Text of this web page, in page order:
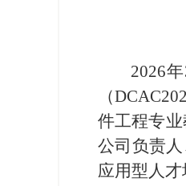
2026
（
件工程专
公司负责
应用型人